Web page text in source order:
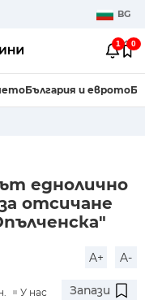
BG
1 0
България и еврото
еднолично
отсичане
A+ A-
У нас Запази